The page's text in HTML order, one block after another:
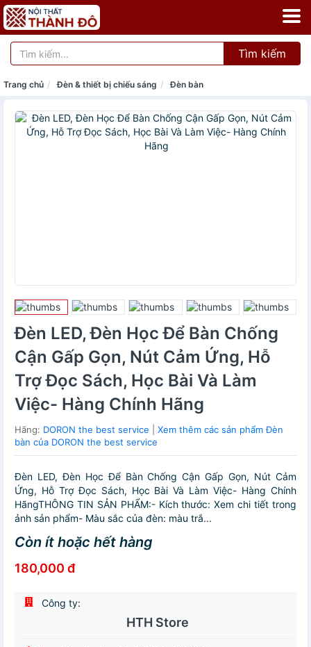
Tìm kiếm
Trang chủ Đèn & thiết bị chiếu sáng Đèn bàn
Đèn LED, Đèn Học Để Bàn Chống
Cận Gấp Gọn, Nút Cảm Ứng, Hỗ
Trợ Đọc Sách, Học Bài Và Làm
Việc- Hàng Chính Hãng
Hãng: DORON the best service
Xem thêm các sản phẩm Đèn
bàn của DORON the best service
Đèn LED, Đèn Học Để Bàn Chống Cận Gấp Gọn, Nút Cảm
Ứng, Hỗ Trợ Đọc Sách, Học Bài Và Làm Việc- Hàng Chính
HãngTHÔNG TIN SẢN PHẨM:- Kích thước: Xem chi tiết trong
ảnh sản phẩm- Màu sắc của đèn: màu trắ...
Còn ít hoặc hết hàng
180,000 đ
Công ty:
HTH Store